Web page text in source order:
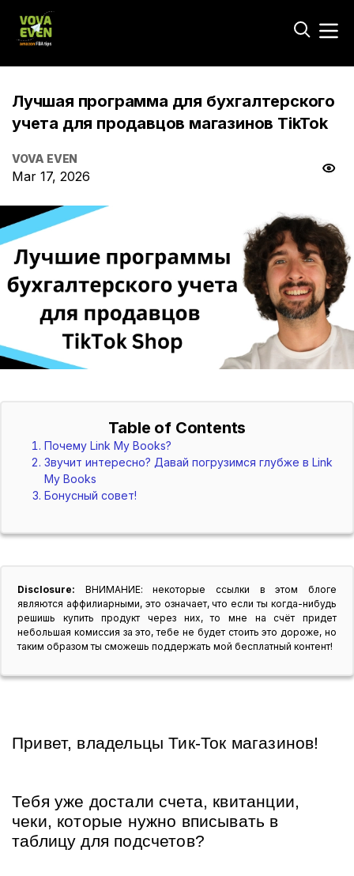
Лучшая программа для бухгалтерского
учета для продавцов магазинов TikTok
VOVA EVEN
Mar 17, 2026
Table of Contents
Почему Link My Books?
Звучит интересно? Давай погрузимся глубже в Link
My Books
Бонусный совет!
Disclosure: ВНИМАНИЕ: некоторые ссылки в этом блоге
являются аффилиарными, это означает, что если ты когда-нибудь
решишь купить продукт через них, то мне на счёт придет
небольшая комиссия за это, тебе не будет стоить это дороже, но
таким образом ты сможешь поддержать мой бесплатный контент!
Привет, владельцы Тик-Ток магазинов!
Тебя уже достали счета, квитанции,
чеки, которые нужно вписывать в
таблицу для подсчетов?